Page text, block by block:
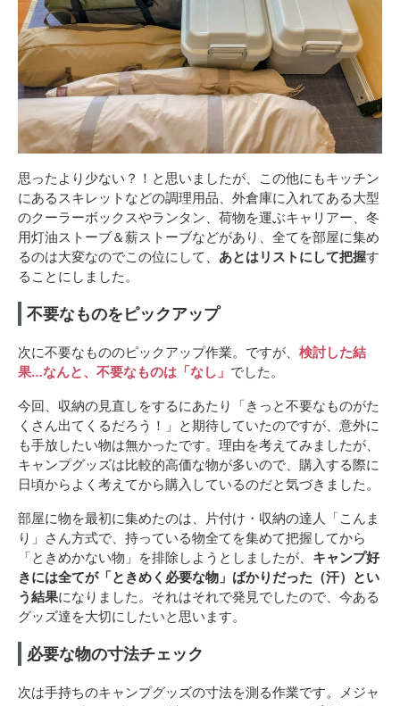
思ったより少ない？！と思いましたが、この他にもキッチン
にあるスキレットなどの調理用品、外倉庫に入れてある大型
のクーラーボックスやランタン、荷物を運ぶキャリアー、冬
用灯油ストーブ＆薪ストーブなどがあり、全てを部屋に集め
るのは大変なのでこの位にして、 あとはリストにして把握す
ることにしました。
不要なものをピックアップ
次に不要なもののピックアップ作業。ですが、 検討した結
果…なんと、不要なものは「なし」 でした。
今回、収納の見直しをするにあたり「きっと不要なものがた
くさん出てくるだろう！」と期待していたのですが、意外に
も手放したい物は無かったです。理由を考えてみましたが、
キャンプグッズは比較的高価な物が多いので、購入する際に
日頃からよく考えてから購入しているのだと気づきました。
部屋に物を最初に集めたのは、片付け・収納の達人「こんま
り」さん方式で、持っている物全てを集めて把握してから
「ときめかない物」を排除しようとしましたが、 キャンプ好
きには全てが「ときめく必要な物」ばかりだった（汗）とい
う結果になりました。それはそれで発見でしたので、今ある
グッズ達を大切にしたいと思います。
必要な物の寸法チェック
次は手持ちのキャンプグッズの寸法を測る作業です。メジャ